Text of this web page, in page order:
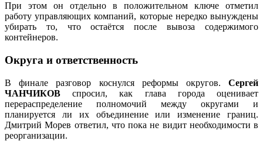
При этом он отдельно в положительном ключе отметил
работу управляющих компаний, которые нередко вынуждены
убирать то, что остаётся после вывоза содержимого
контейнеров.
Округа и ответственность
В финале разговор коснулся реформы округов. Сергей
ЧАНЧИКОВ спросил, как глава города оценивает
перераспределение полномочий между округами и
планируется ли их объединение или изменение границ.
Дмитрий Морев ответил, что пока не видит необходимости в
реорганизации.